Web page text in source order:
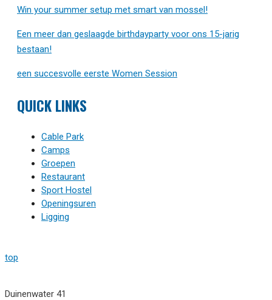
Win your summer setup met smart van mossel!
Een meer dan geslaagde birthdayparty voor ons 15-jarig
bestaan!
een succesvolle eerste Women Session
QUICK LINKS
Cable Park
Camps
Groepen
Restaurant
Sport Hostel
Openingsuren
Ligging
top
Duinenwater 41